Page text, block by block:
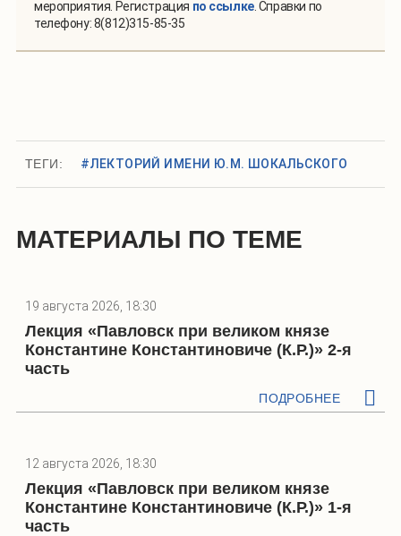
мероприятия. Регистрация по ссылке. Справки по
телефону: 8(812)315-85-35
ТЕГИ: #ЛЕКТОРИЙ ИМЕНИ Ю.М. ШОКАЛЬСКОГО
МАТЕРИАЛЫ ПО ТЕМЕ
19 августа 2026, 18:30
Лекция «Павловск при великом князе
Константине Константиновиче (К.Р.)» 2-я
часть
ПОДРОБНЕЕ
12 августа 2026, 18:30
Лекция «Павловск при великом князе
Константине Константиновиче (К.Р.)» 1-я
часть